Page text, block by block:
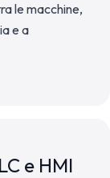
le macchine,
e a
e HMI